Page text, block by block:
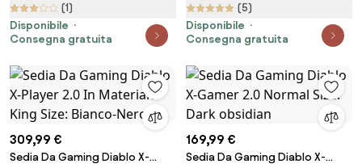
(1)
Disponibile
Consegna gratuita
(5)
Disponibile
Consegna gratuita
309,99 €
Sedia Da Gaming Diablo X-
169,99 €
Sedia Da Gaming Diablo X-